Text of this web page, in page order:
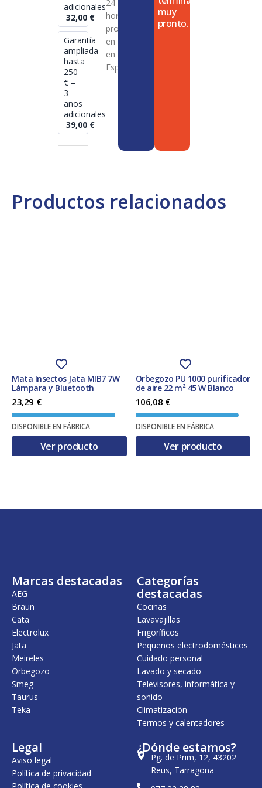
Productos relacionados
Mata Insectos Jata MIB7 7W
Lámpara y Bluetooth
23,29 €
DISPONIBLE EN FÁBRICA
Ver producto
Orbegozo PU 1000 purificador
de aire 22 m² 45 W Blanco
106,08 €
DISPONIBLE EN FÁBRICA
Ver producto
adicionales
32,00 €
Garantía
ampliada
hasta
250
€ –
3
años
adicionales
39,00 €
24-72
horas en
productos
en stock
en toda
España
muy
pronto.
Marcas destacadas
AEG
Braun
Cata
Electrolux
Jata
Meireles
Orbegozo
Smeg
Taurus
Teka
Categorías
destacadas
Cocinas
Lavavajillas
Frigoríficos
Pequeños electrodomésticos
Cuidado personal
Lavado y secado
Televisores, informática y
sonido
Climatización
Termos y calentadores
Legal
Aviso legal
Política de privacidad
¿Dónde estamos?
Pg. de Prim, 12, 43202
Reus, Tarragona